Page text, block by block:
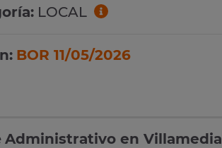
LOCAL
BOR 11/05/2026
Administrativo en